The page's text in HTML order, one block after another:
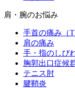
肩・腕のお悩み
手首の痛み（
肩の痛み
手・指のしび
胸郭出口症候
テニス肘
腱鞘炎